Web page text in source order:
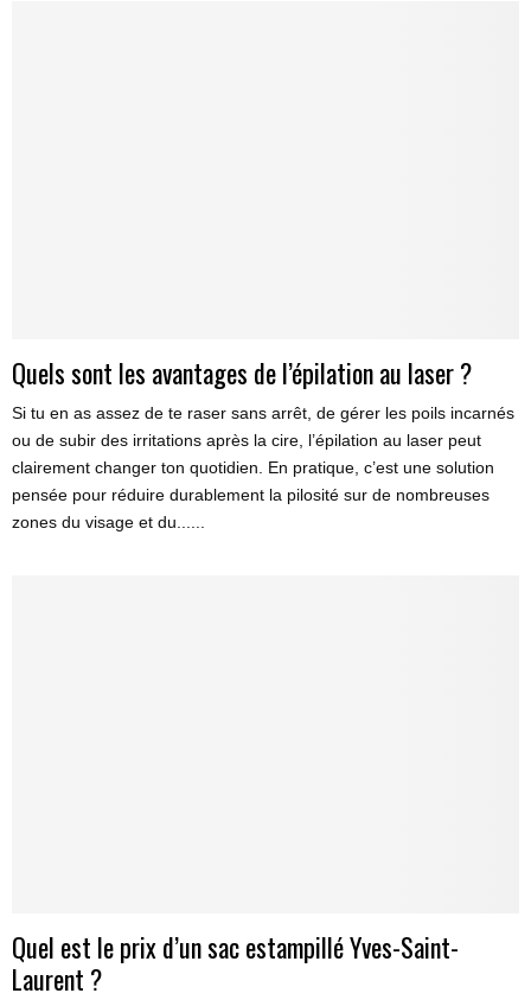
Quels sont les avantages de l’épilation au laser ?
Si tu en as assez de te raser sans arrêt, de gérer les poils incarnés
ou de subir des irritations après la cire, l’épilation au laser peut
clairement changer ton quotidien. En pratique, c’est une solution
pensée pour réduire durablement la pilosité sur de nombreuses
zones du visage et du......
Quel est le prix d’un sac estampillé Yves-Saint-
Laurent ?